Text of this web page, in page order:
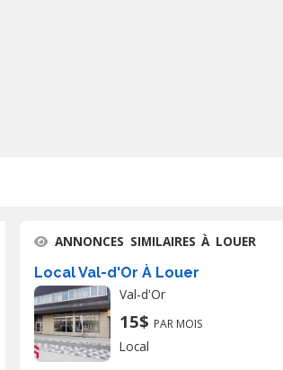
ANNONCES SIMILAIRES À LOUER
Local Val-d'Or À Louer
Val-d'Or
15$ PAR MOIS
Local